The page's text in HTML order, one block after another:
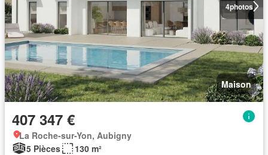
4photos
Maison
407 347 €
La Roche-sur-Yon, Aubigny
5 Pièces
130 m²